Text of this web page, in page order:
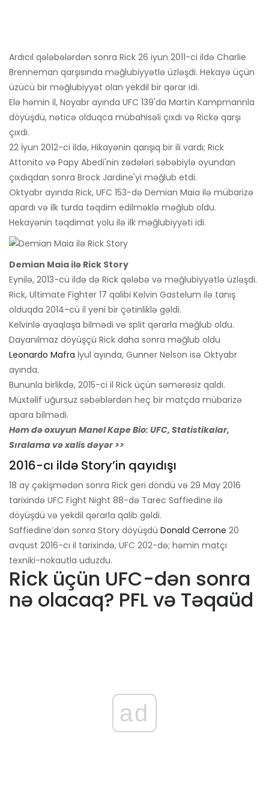
Ardıcıl qələbələrdən sonra Rick 26 iyun 2011-ci ildə Charlie
Brenneman qarşısında məğlubiyyətlə üzləşdi. Hekayə üçün
üzücü bir məğlubiyyət olan yekdil bir qərar idi.
Elə həmin il, Noyabr ayında UFC 139'da Martin Kampmannla
döyüşdü, nəticə olduqca mübahisəli çıxdı və Rickə qarşı
çıxdı.
22 İyun 2012-ci ildə, Hikayənin qarışıq bir ili vardı; Rick
Attonito və Papy Abedi'nin zədələri səbəbiylə oyundan
çıxdıqdan sonra Brock Jardine'yi məğlub etdi.
Oktyabr ayında Rick, UFC 153-də Demian Maia ilə mübarizə
apardı və ilk turda təqdim edilməklə məğlub oldu.
Hekayənin təqdimat yolu ilə ilk məğlubiyyəti idi.
Demian Maia ilə Rick Story
Eynilə, 2013-cü ildə də Rick qələbə və məğlubiyyətlə üzləşdi.
Rick, Ultimate Fighter 17 qalibi Kelvin Gastelum ilə tanış
olduqda 2014-cü il yeni bir çətinliklə gəldi.
Kelvinlə ayaqlaşa bilmədi və split qərarla məğlub oldu.
Dayanılmaz döyüşçü Rick daha sonra məğlub oldu
Leonardo Mafra İyul ayında, Gunner Nelson isə Oktyabr
ayında.
Bununla birlikdə, 2015-ci il Rick üçün səmərəsiz qaldı.
Müxtəlif uğursuz səbəblərdən heç bir matçda mübarizə
apara bilmədi.
Həm də oxuyun Manel Kape Bio: UFC, Statistikalar,
Sıralama və xalis dəyər >>
2016-cı ildə Story’in qayıdışı
18 ay çəkişmədən sonra Rick geri döndü və 29 May 2016
tarixində UFC Fight Night 88-də Tarec Saffiedine ilə
döyüşdü və yekdil qərarla qalib gəldi.
Saffiedine’dən sonra Story döyüşdü Donald Cerrone 20
avqust 2016-cı il tarixində, UFC 202-də; həmin matçı
texniki-nokautla uduzdu.
Rick üçün UFC-dən sonra
nə olacaq? PFL və Təqaüd
ad